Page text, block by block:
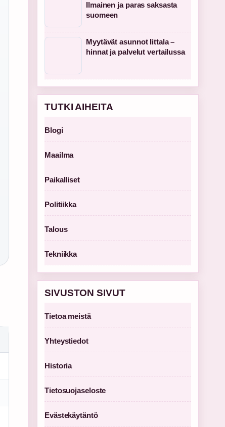
Ilmainen ja paras saksasta
suomeen
Myytävät asunnot Iittala –
hinnat ja palvelut vertailussa
TUTKI AIHEITA
Blogi
Maailma
Paikalliset
Politiikka
Talous
Tekniikka
SIVUSTON SIVUT
Tietoa meistä
Yhteystiedot
Historia
Tietosuojaseloste
Evästekäytäntö